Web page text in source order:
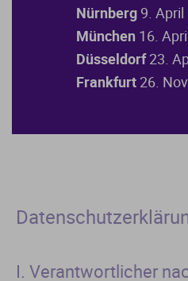
Nürnberg9. April
München 16.
Düsseldorf23.
Frankfurt26.
I. Verantwortlicher